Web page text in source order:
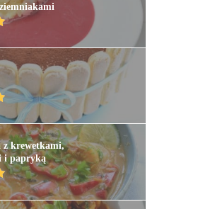
z krewetkami,
i papryką